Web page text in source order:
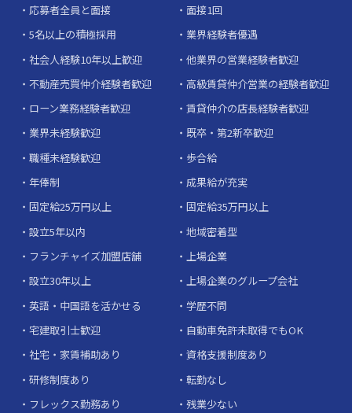
応募者全員と面接
面接1回
5名以上の積極採用
業界経験者優遇
社会人経験10年以上歓迎
他業界の営業経験者歓迎
不動産売買仲介経験者歓迎
高級賃貸仲介営業の経験者歓迎
ローン業務経験者歓迎
賃貸仲介の店長経験者歓迎
業界未経験歓迎
既卒・第2新卒歓迎
職種未経験歓迎
歩合給
年俸制
成果給が充実
固定給25万円以上
固定給35万円以上
設立5年以内
地域密着型
フランチャイズ加盟店舗
上場企業
設立30年以上
上場企業のグループ会社
英語・中国語を活かせる
学歴不問
宅建取引士歓迎
自動車免許未取得でもOK
社宅・家賃補助あり
資格支援制度あり
研修制度あり
転勤なし
フレックス勤務あり
残業少ない